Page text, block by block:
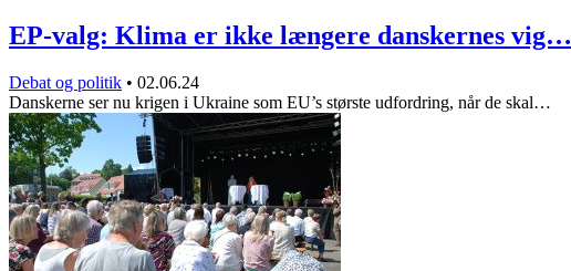
EP-valg: Klima er ikke længere danskernes vig…
Debat og politik • 02.06.24
Danskerne ser nu krigen i Ukraine som EU’s største udfordring, når de skal…